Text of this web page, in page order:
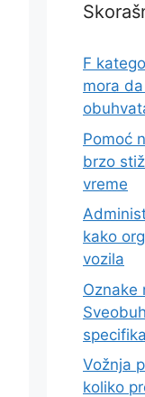
F
mora
Pomoć
brzo
vreme
kako
vozila
Oznake
Vožnja
koliko